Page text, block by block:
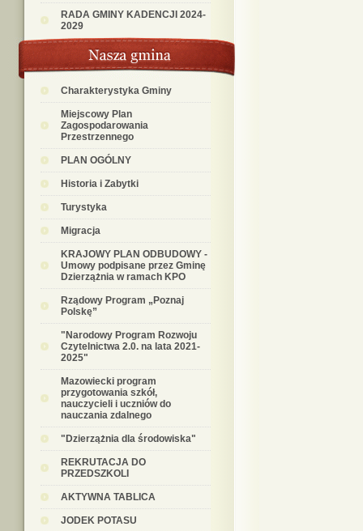
RADA GMINY KADENCJI 2024-
2029
Charakterystyka Gminy
Miejscowy Plan
Zagospodarowania
Przestrzennego
PLAN OGÓLNY
Historia i Zabytki
Turystyka
Migracja
KRAJOWY PLAN ODBUDOWY -
Umowy podpisane przez Gminę
Dzierzążnia w ramach KPO
Rządowy Program „Poznaj
Polskę”
"Narodowy Program Rozwoju
Czytelnictwa 2.0. na lata 2021-
2025"
Mazowiecki program
przygotowania szkół,
nauczycieli i uczniów do
nauczania zdalnego
"Dzierzążnia dla środowiska"
REKRUTACJA DO
PRZEDSZKOLI
AKTYWNA TABLICA
JODEK POTASU